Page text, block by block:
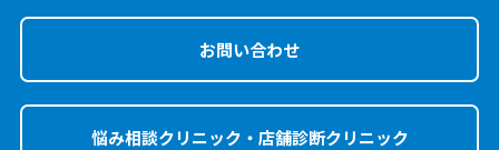
お問い合わせ
悩み相談クリニック・店舗診断クリニック